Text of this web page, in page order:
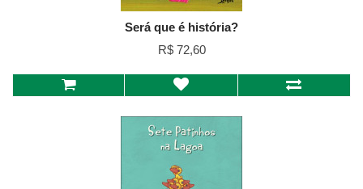
Será que é história?
R$ 72,60